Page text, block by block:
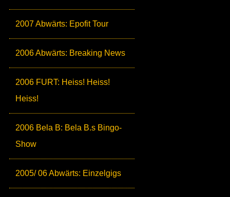
2007 Abwärts: Epofit Tour
2006 Abwärts: Breaking News
2006 FURT: Heiss! Heiss!
Heiss!
2006 Bela B: Bela B.s Bingo-
Show
2005/ 06 Abwärts: Einzelgigs